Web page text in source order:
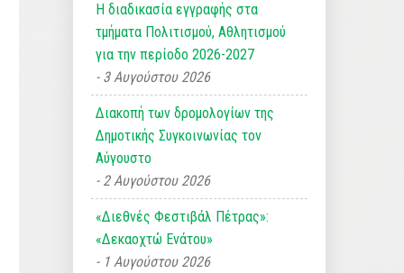
Η διαδικασία εγγραφής στα
τμήματα Πολιτισμού, Αθλητισμού
για την περίοδο 2026-2027
3 Αυγούστου 2026
Διακοπή των δρομολογίων της
Δημοτικής Συγκοινωνίας τον
Αύγουστο
2 Αυγούστου 2026
«Διεθνές Φεστιβάλ Πέτρας»:
«Δεκαοχτώ Ενάτου»
1 Αυγούστου 2026